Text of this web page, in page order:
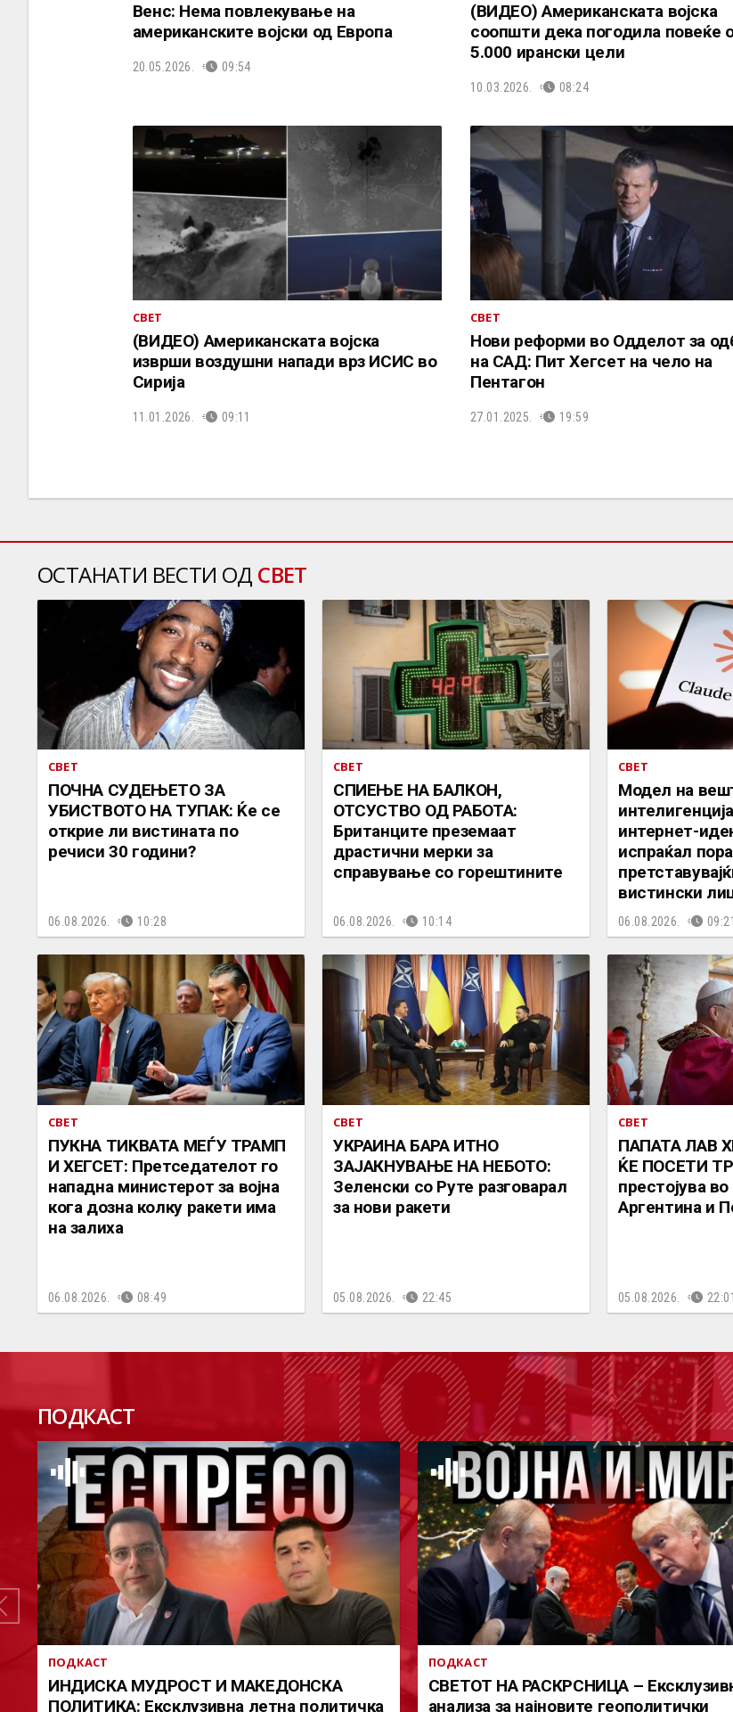
Венс: Нема повлекување на
американските војски од Европа
20.05.2026. 09:54
(ВИДЕО) Американската војска
соопшти дека погодила повеќе
5.000 ирански цели
10.03.2026. 08:24
СВЕТ
(ВИДЕО) Американската војска
изврши воздушни напади врз ИСИС во
Сирија
11.01.2026. 09:11
СВЕТ
Нови реформи во Одделот за
на САД: Пит Хегсет на чело на
Пентагон
27.01.2025. 19:59
ОСТАНАТИ ВЕСТИ ОД СВЕТ
СВЕТ
ПОЧНА СУДЕЊЕТО ЗА
УБИСТВОТО НА ТУПАК: Ќе се
открие ли вистината по
речиси 30 години?
06.08.2026. 10:28
СВЕТ
СПИЕЊЕ НА БАЛКОН,
ОТСУСТВО ОД РАБОТА:
Британците преземаат
драстични мерки за
справување со горештините
06.08.2026. 10:14
СВЕТ
Mодел на
интернет-
испраќал
вистински
06.08.2026. 09:21
СВЕТ
ПУКНА ТИКВАТА МЕЃУ ТРАМП
И ХЕГСЕТ: Претседателот го
нападна министерот за војна
кога дозна колку ракети има
на залиха
06.08.2026. 08:49
СВЕТ
УКРАИНА БАРА ИТНО
ЗАЈАКНУВАЊЕ НА НЕБОТО:
Зеленски со Руте разговарал
за нови ракети
05.08.2026. 22:45
СВЕТ
ПАПАТА ЛАВ
ЌЕ ПОСЕТИ
престојува во
Аргентина и
05.08.2026. 22:01
ПОДКАСТ
ПОДКАСТ
ИНДИСКА МУДРОСТ И МАКЕДОНСКА
ПОЛИТИКА: Ексклузивна летна политичка
ПОДКАСТ
СВЕТОТ НА РАСКРСНИЦА –
анализа за најновите геополитички